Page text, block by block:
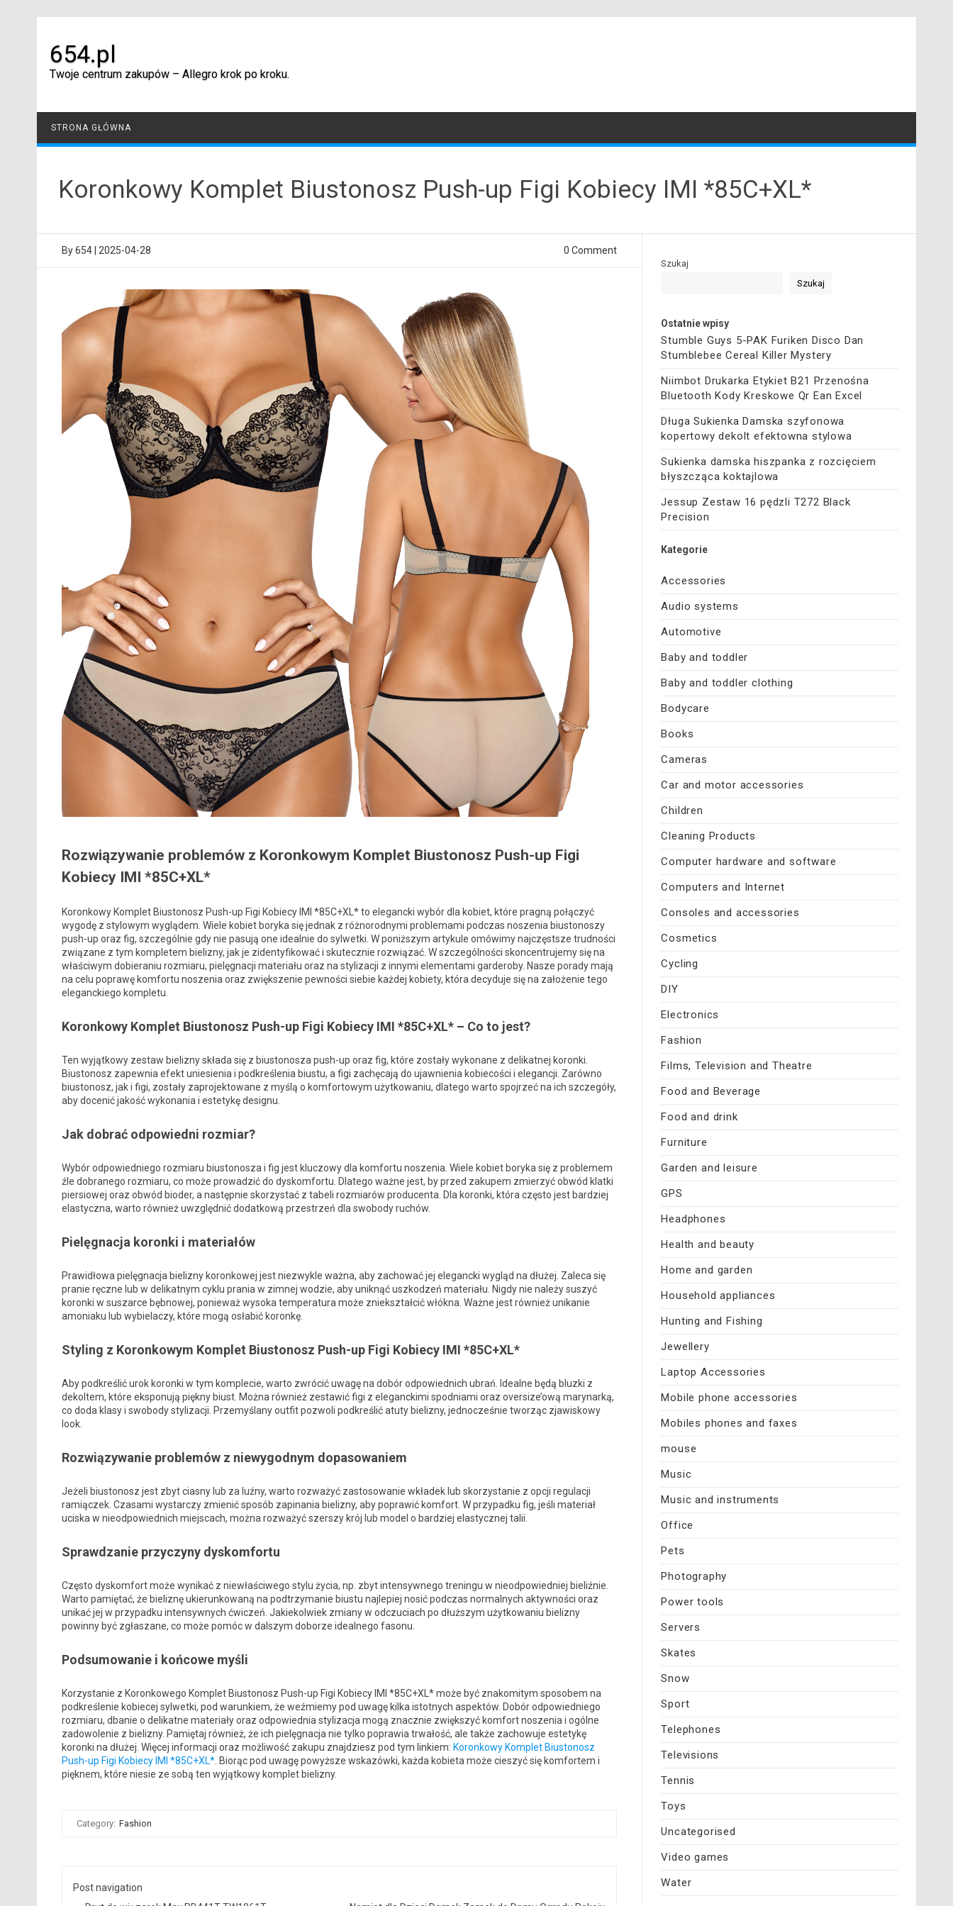
654.pl
Twoje centrum zakupów – Allegro krok po kroku.
STRONA GŁÓWNA
Koronkowy Komplet Biustonosz Push-up Figi Kobiecy IMI *85C+XL*
By654 2025-04-28 0 Comment
Rozwiązywanie problemów z Koronkowym Komplet Biustonosz Push-up Figi
Kobiecy IMI *85C+XL*
Koronkowy Komplet Biustonosz Push-up Figi Kobiecy IMI *85C+XL* to elegancki wybór dla kobiet, które pragną połączyć
wygodę z stylowym wyglądem. Wiele kobiet boryka się jednak z różnorodnymi problemami podczas noszenia biustonoszy
push-up oraz fig, szczególnie gdy nie pasują one idealnie do sylwetki. W poniższym artykule omówimy najczęstsze trudności
związane z tym kompletem bielizny, jak je zidentyfikować i skutecznie rozwiązać. W szczególności skoncentrujemy się na
właściwym dobieraniu rozmiaru, pielęgnacji materiału oraz na stylizacji z innymi elementami garderoby. Nasze porady mają
na celu poprawę komfortu noszenia oraz zwiększenie pewności siebie każdej kobiety, która decyduje się na założenie tego
eleganckiego kompletu.
Koronkowy Komplet Biustonosz Push-up Figi Kobiecy IMI *85C+XL* – Co to jest?
Ten wyjątkowy zestaw bielizny składa się z biustonosza push-up oraz fig, które zostały wykonane z delikatnej koronki.
Biustonosz zapewnia efekt uniesienia i podkreślenia biustu, a figi zachęcają do ujawnienia kobiecości i elegancji. Zarówno
biustonosz, jak i figi, zostały zaprojektowane z myślą o komfortowym użytkowaniu, dlatego warto spojrzeć na ich szczegóły,
aby docenić jakość wykonania i estetykę designu.
Jak dobrać odpowiedni rozmiar?
Wybór odpowiedniego rozmiaru biustonosza i fig jest kluczowy dla komfortu noszenia. Wiele kobiet boryka się z problemem
źle dobranego rozmiaru, co może prowadzić do dyskomfortu. Dlatego ważne jest, by przed zakupem zmierzyć obwód klatki
piersiowej oraz obwód bioder, a następnie skorzystać z tabeli rozmiarów producenta. Dla koronki, która często jest bardziej
elastyczna, warto również uwzględnić dodatkową przestrzeń dla swobody ruchów.
Pielęgnacja koronki i materiałów
Prawidłowa pielęgnacja bielizny koronkowej jest niezwykle ważna, aby zachować jej elegancki wygląd na dłużej. Zaleca się
pranie ręczne lub w delikatnym cyklu prania w zimnej wodzie, aby uniknąć uszkodzeń materiału. Nigdy nie należy suszyć
koronki w suszarce bębnowej, ponieważ wysoka temperatura może zniekształcić włókna. Ważne jest również unikanie
amoniaku lub wybielaczy, które mogą osłabić koronkę.
Styling z Koronkowym Komplet Biustonosz Push-up Figi Kobiecy IMI *85C+XL*
Aby podkreślić urok koronki w tym komplecie, warto zwrócić uwagę na dobór odpowiednich ubrań. Idealne będą bluzki z
dekoltem, które eksponują piękny biust. Można również zestawić figi z eleganckimi spodniami oraz oversize’ową marynarką,
co doda klasy i swobody stylizacji. Przemyślany outfit pozwoli podkreślić atuty bielizny, jednocześnie tworząc zjawiskowy
look.
Rozwiązywanie problemów z niewygodnym dopasowaniem
Jeżeli biustonosz jest zbyt ciasny lub za luźny, warto rozważyć zastosowanie wkładek lub skorzystanie z opcji regulacji
ramiączek. Czasami wystarczy zmienić sposób zapinania bielizny, aby poprawić komfort. W przypadku fig, jeśli materiał
uciska w nieodpowiednich miejscach, można rozważyć szerszy krój lub model o bardziej elastycznej talii.
Sprawdzanie przyczyny dyskomfortu
Często dyskomfort może wynikać z niewłaściwego stylu życia, np. zbyt intensywnego treningu w nieodpowiedniej bieliźnie.
Warto pamiętać, że bieliznę ukierunkowaną na podtrzymanie biustu najlepiej nosić podczas normalnych aktywności oraz
unikać jej w przypadku intensywnych ćwiczeń. Jakiekolwiek zmiany w odczuciach po dłuższym użytkowaniu bielizny
powinny być zgłaszane, co może pomóc w dalszym doborze idealnego fasonu.
Podsumowanie i końcowe myśli
Korzystanie z Koronkowego Komplet Biustonosz Push-up Figi Kobiecy IMI *85C+XL* może być znakomitym sposobem na
podkreślenie kobiecej sylwetki, pod warunkiem, że weźmiemy pod uwagę kilka istotnych aspektów. Dobór odpowiedniego
rozmiaru, dbanie o delikatne materiały oraz odpowiednia stylizacja mogą znacznie zwiększyć komfort noszenia i ogólne
zadowolenie z bielizny. Pamiętaj również, że ich pielęgnacja nie tylko poprawia trwałość, ale także zachowuje estetykę
koronki na dłużej. Więcej informacji oraz możliwość zakupu znajdziesz pod tym linkiem: Koronkowy Komplet Biustonosz
Push-up Figi Kobiecy IMI *85C+XL*. Biorąc pod uwagę powyższe wskazówki, każda kobieta może cieszyć się komfortem i
pięknem, które niesie ze sobą ten wyjątkowy komplet bielizny.
Category: Fashion
Post navigation
Szukaj
Szukaj
Ostatnie wpisy
Stumble Guys 5-PAK Furiken Disco Dan
Stumblebee Cereal Killer Mystery
Niimbot Drukarka Etykiet B21 Przenośna
Bluetooth Kody Kreskowe Qr Ean Excel
Długa Sukienka Damska szyfonowa
kopertowy dekolt efektowna stylowa
Sukienka damska hiszpanka z rozcięciem
błyszcząca koktajlowa
Jessup Zestaw 16 pędzli T272 Black
Precision
Kategorie
Accessories
Audio systems
Automotive
Baby and toddler
Baby and toddler clothing
Bodycare
Books
Cameras
Car and motor accessories
Children
Cleaning Products
Computer hardware and software
Computers and Internet
Consoles and accessories
Cosmetics
Cycling
DIY
Electronics
Fashion
Films, Television and Theatre
Food and Beverage
Food and drink
Furniture
Garden and leisure
GPS
Headphones
Health and beauty
Home and garden
Household appliances
Hunting and Fishing
Jewellery
Laptop Accessories
Mobile phone accessories
Mobiles phones and faxes
mouse
Music
Music and instruments
Office
Pets
Photography
Power tools
Servers
Skates
Snow
Sport
Telephones
Televisions
Tennis
Toys
Uncategorised
Video games
Water